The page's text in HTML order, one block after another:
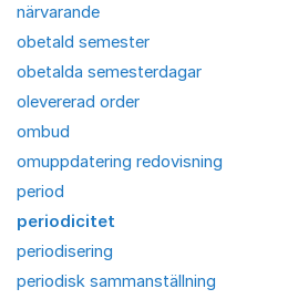
närvarande
obetald semester
obetalda semesterdagar
olevererad order
ombud
omuppdatering redovisning
period
periodicitet
periodisering
periodisk sammanställning